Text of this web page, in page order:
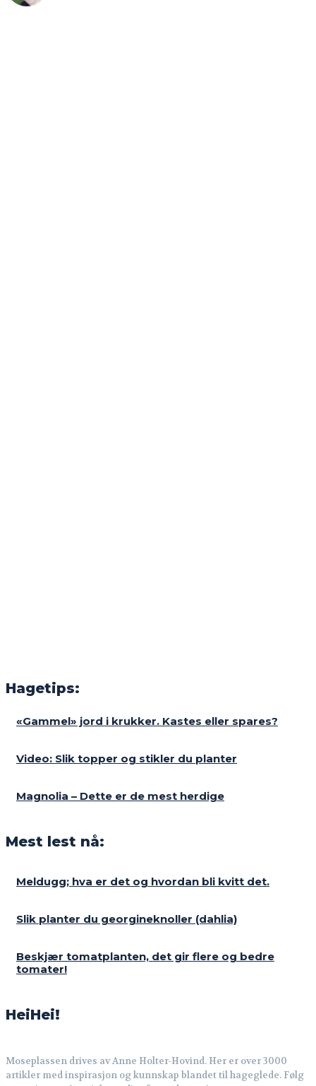
Hagetips:
«Gammel» jord i krukker. Kastes eller spares?
Video: Slik topper og stikler du planter
Magnolia – Dette er de mest herdige
Mest lest nå:
Meldugg; hva er det og hvordan bli kvitt det.
Slik planter du georgineknoller (dahlia)
Beskjær tomatplanten, det gir flere og bedre
tomater!
HeiHei!
Moseplassen drives av Anne Holter-Hovind. Her er over 3000
artikler med inspirasjon og kunnskap blandet til hageglede. Følg